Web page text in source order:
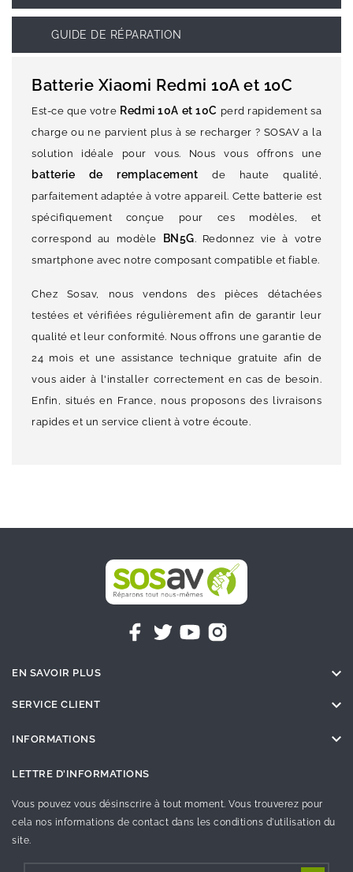
GUIDE DE RÉPARATION
Batterie Xiaomi Redmi 10A et 10C
Est-ce que votre Redmi 10A et 10C perd rapidement sa
charge ou ne parvient plus à se recharger ? SOSAV a la
solution idéale pour vous. Nous vous offrons une
batterie de remplacement de haute qualité,
parfaitement adaptée à votre appareil. Cette batterie est
spécifiquement conçue pour ces modèles, et
correspond au modèle
BN5G. Redonnez vie à votre
smartphone avec notre composant compatible et fiable.
Chez Sosav, nous vendons des pièces détachées
testées et vérifiées régulièrement afin de garantir leur
qualité et leur conformité. Nous offrons une garantie de
24 mois et une assistance technique gratuite afin de
vous aider à l'installer correctement en cas de besoin.
Enfin, situés en France, nous proposons des livraisons
rapides et un service client à votre écoute.
EN SAVOIR PLUS 
SERVICE CLIENT 
INFORMATIONS 
LETTRE D'INFORMATIONS
Vous pouvez vous désinscrire à tout moment. Vous trouverez pour
cela nos informations de contact dans les conditions d'utilisation du
site.